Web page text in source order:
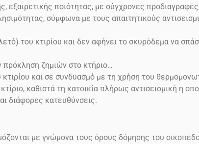
εξαιρετικής ποιότητας, με σύγχρονες
σύμφωνα με τους απαιτητικούς
του κτιρίου και δεν αφήνει το σκυρόδεμα να
πρόκληση ζημιών στο κτήριο…
και σε συνδυασμό με τη χρήση του
καθιστά τη κατοικία πλήρως αντισεισμική η
διάφορες κατευθύνσεις.
με γνώμονα τους όρους δόμησης του